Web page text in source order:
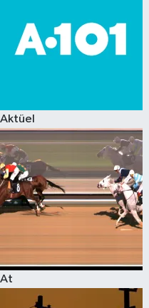
Aktüel
At